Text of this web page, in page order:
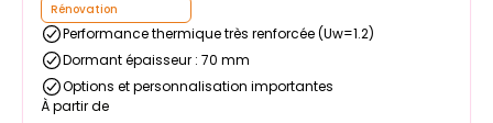
Rénovation
Performance thermique très renforcée (Uw=1.2)
Dormant épaisseur : 70 mm
Options et personnalisation importantes
À partir de